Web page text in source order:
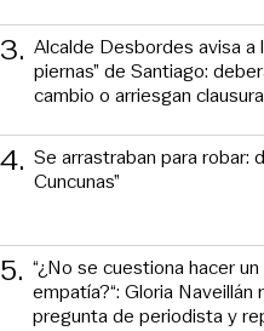
3. Alcalde Desbordes avisa a
piernas” de Santiago:
cambio o arriesgan clausura
4. Se arrastraban para robar:
Cuncunas”
5. “¿No se cuestiona hacer
empatía?“: Gloria Naveillán
pregunta de periodista y